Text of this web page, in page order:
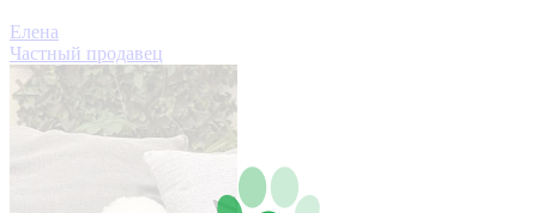
Елена
Частный продавец